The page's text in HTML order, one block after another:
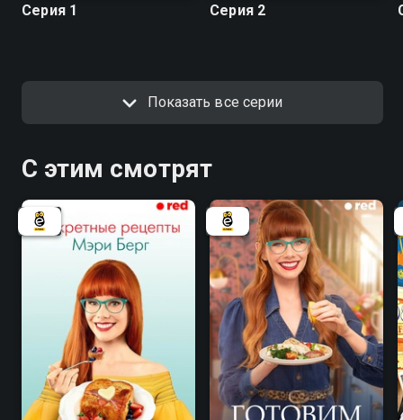
Серия 1 Серия 2
Показать все серии
С этим смотрят